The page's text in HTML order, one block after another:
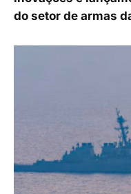
do setor de armas